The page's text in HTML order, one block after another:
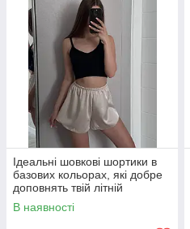
Ідеальні шовкові шортики в
базових кольорах, які добре
доповнять твій літній
гардероб🤩FN - 29571 р:42-
46
В наявності